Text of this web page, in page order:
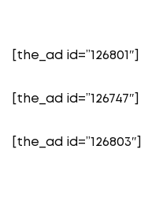
[the_ad id=”126801″]
[the_ad id=”126747″]
[the_ad id=”126803″]